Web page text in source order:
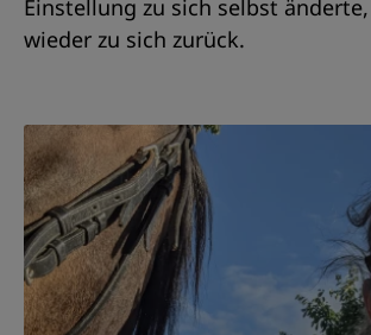
Einstellung zu sich selbst
wieder zu sich zurück.